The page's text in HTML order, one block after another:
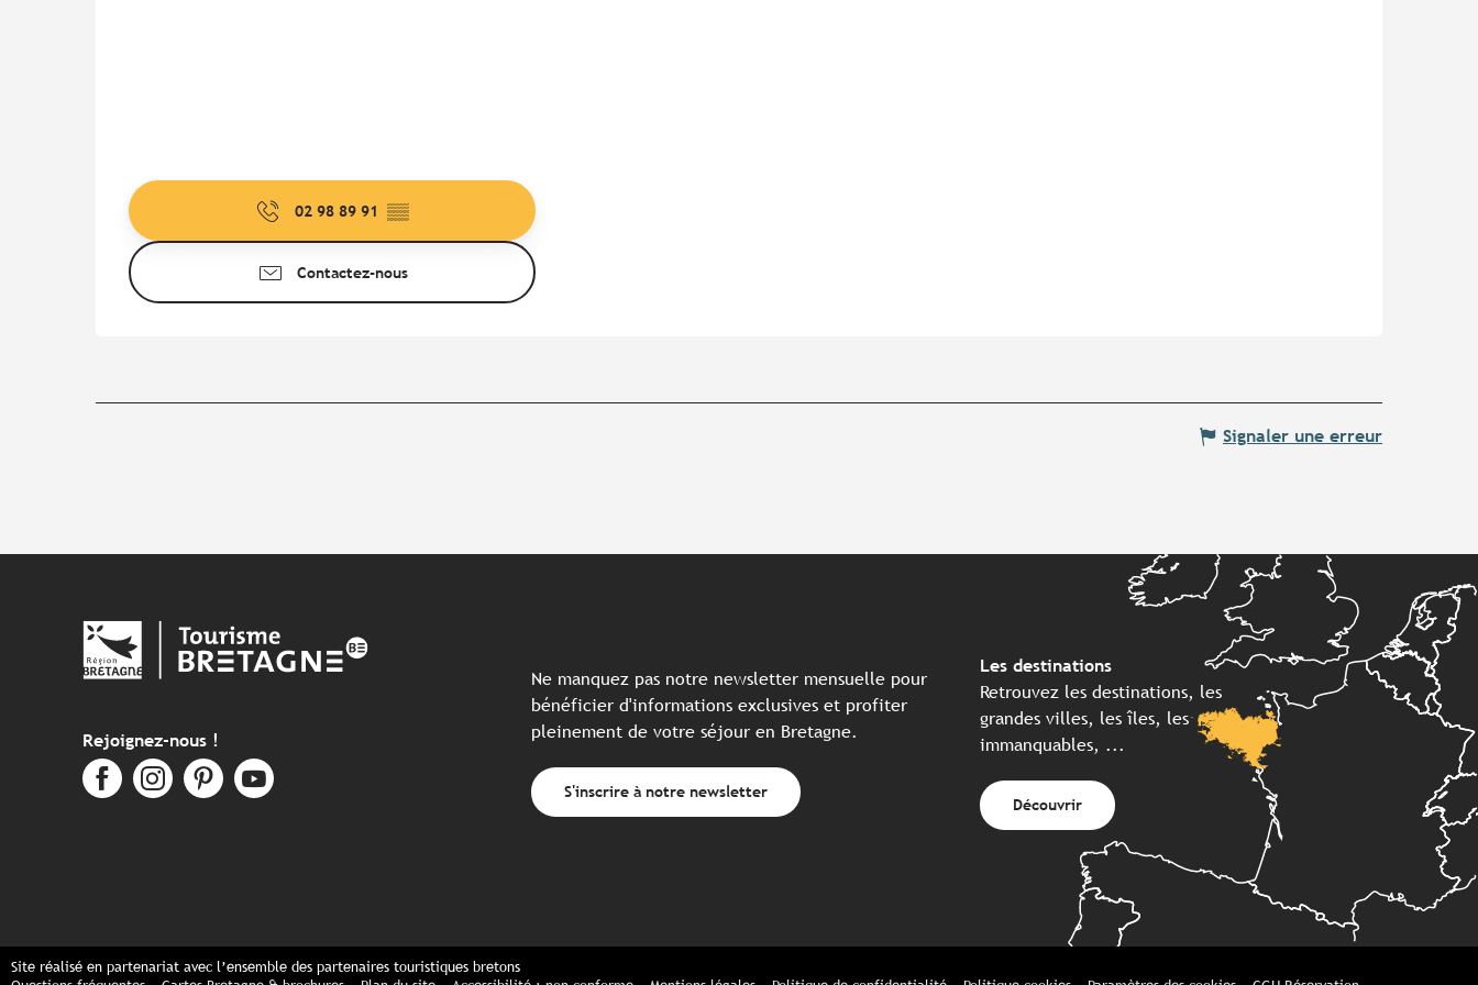
02 98 89 91 ▒▒
Contactez-nous
Signaler une erreur
Rejoignez-nous !
Ne manquez pas notre newsletter mensuelle pour
bénéficier d'informations exclusives et profiter
pleinement de votre séjour en Bretagne.
S'inscrire à notre newsletter
Les destinations
Retrouvez les destinations, les
grandes villes, les îles, les
immanquables, ...
Découvrir
Site réalisé en partenariat avec l’ensemble des partenaires touristiques bretons